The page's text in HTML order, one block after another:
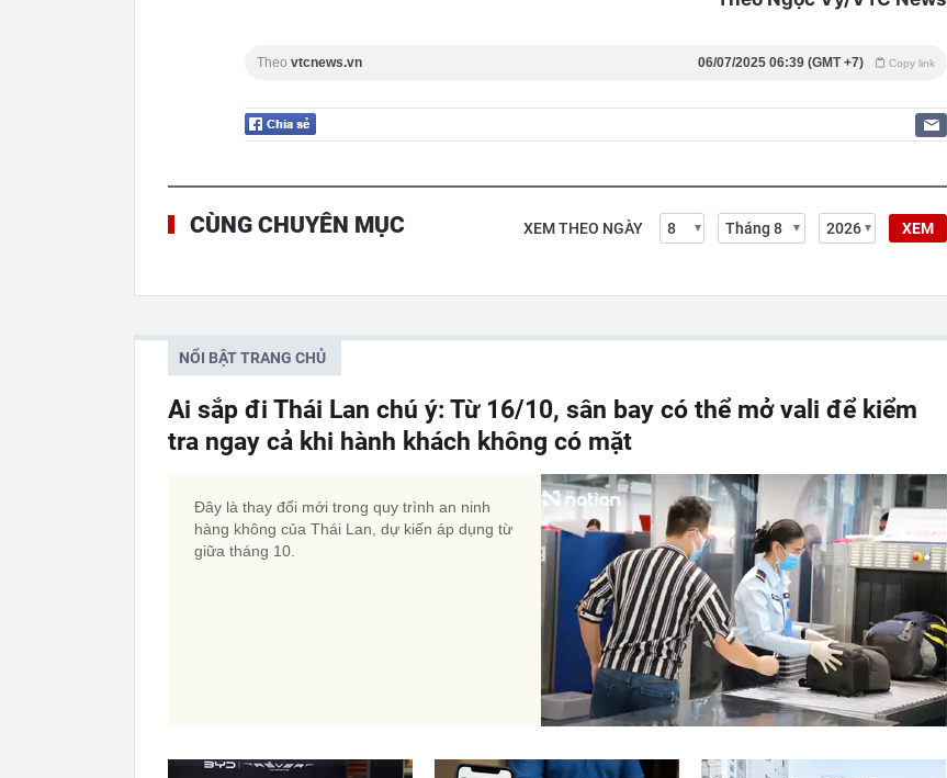
Theo vtcnews.vn Copy link
06/07/2025 06:39 (GMT +7)
CÙNG CHUYÊN MỤC XEM THEO NGÀY XEM
NỔI BẬT TRANG CHỦ
Ai sắp đi Thái Lan chú ý: Từ 16/10, sân bay có thể mở vali để kiểm
tra ngay cả khi hành khách không có mặt
Đây là thay đổi mới trong quy trình an ninh
hàng không của Thái Lan, dự kiến áp dụng từ
giữa tháng 10.